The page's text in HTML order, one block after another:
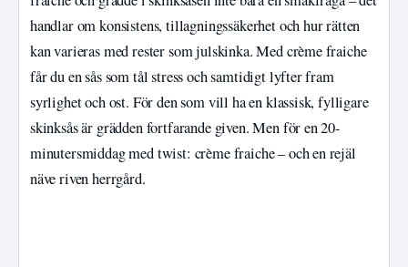
handlar om konsistens, tillagningssäkerhet och hur rätten
kan varieras med rester som julskinka. Med crème fraiche
får du en sås som tål stress och samtidigt lyfter fram
syrlighet och ost. För den som vill ha en klassisk, fylligare
skinksås är grädden fortfarande given. Men för en 20-
minutersmiddag med twist: crème fraiche – och en rejäl
näve riven herrgård.